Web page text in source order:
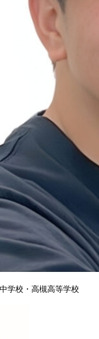
学校・高槻高等学校